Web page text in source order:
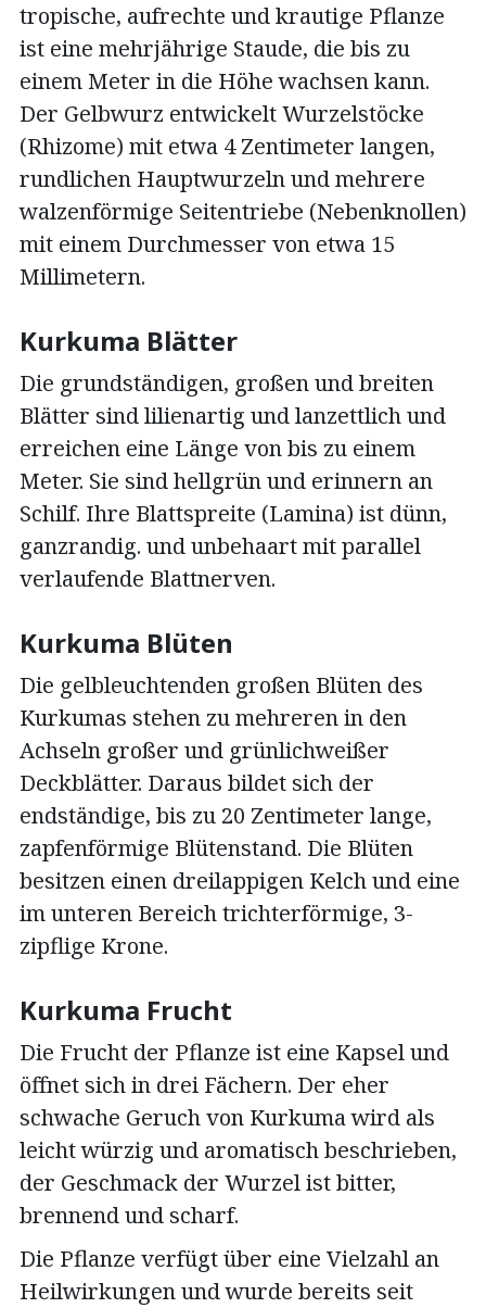
tropische, aufrechte und krautige Pflanze
ist eine mehrjährige Staude, die bis zu
einem Meter in die Höhe wachsen kann.
Der Gelbwurz entwickelt Wurzelstöcke
(Rhizome) mit etwa 4 Zentimeter langen,
rundlichen Hauptwurzeln und mehrere
walzenförmige Seitentriebe (Nebenknollen)
mit einem Durchmesser von etwa 15
Millimetern.
Kurkuma Blätter
Die grundständigen, großen und breiten
Blätter sind lilienartig und lanzettlich und
erreichen eine Länge von bis zu einem
Meter. Sie sind hellgrün und erinnern an
Schilf. Ihre Blattspreite (Lamina) ist dünn,
ganzrandig. und unbehaart mit parallel
verlaufende Blattnerven.
Kurkuma Blüten
Die gelbleuchtenden großen Blüten des
Kurkumas stehen zu mehreren in den
Achseln großer und grünlichweißer
Deckblätter. Daraus bildet sich der
endständige, bis zu 20 Zentimeter lange,
zapfenförmige Blütenstand. Die Blüten
besitzen einen dreilappigen Kelch und eine
im unteren Bereich trichterförmige, 3-
zipflige Krone.
Kurkuma Frucht
Die Frucht der Pflanze ist eine Kapsel und
öffnet sich in drei Fächern. Der eher
schwache Geruch von Kurkuma wird als
leicht würzig und aromatisch beschrieben,
der Geschmack der Wurzel ist bitter,
brennend und scharf.
Die Pflanze verfügt über eine Vielzahl an
Heilwirkungen und wurde bereits seit